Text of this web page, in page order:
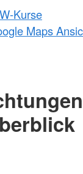
Kurse
Maps